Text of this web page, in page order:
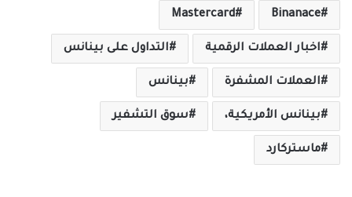
Binanace
Mastercard
اخبار العملات الرقمية التداول على بينانس
العملات المشفرة بينانس
بينانس الأمريكية، سوق التشفير
ماستركارد